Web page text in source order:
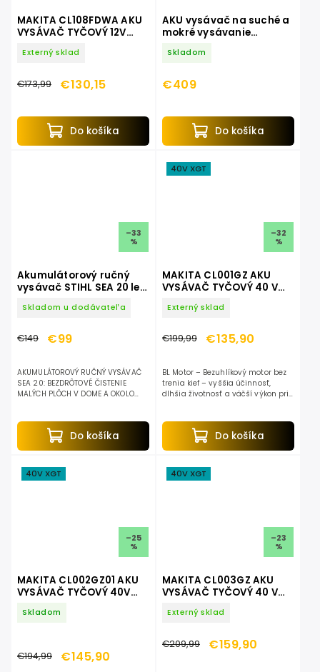
MAKITA CL108FDWA AKU
VYSÁVAČ TYČOVÝ 12V
Externý sklad
€173,99 €130,15
Do košíka
AKU vysávač na suché a
mokré vysávanie
Skladom
€409
Do košíka
–33
%
Akumulátorový ručný
vysávač STIHL SEA 20 len
Skladom u dodávateľa
€149 €99
Do košíka
AKUMULÁTOROVÝ RUČNÝ VYSÁVAČ
SEA 20: BEZDRÔTOVÉ ČISTENIE
MALÝCH PLÔCH V DOME A OKOLO
vysávačom STIHL SEA 20 vyčistíte
40V XGT
–32
%
MAKITA CL001GZ AKU
VYSÁVAČ TYČOVÝ 40 V
Externý sklad
€199,99 €135,90
Do košíka
BL Motor – Bezuhlíkový motor bez
trenia kief – vyššia účinnosť,
dlhšia životnosť a väčší výkon pri
svetlo...
40V XGT
–25
%
MAKITA CL002GZ01 AKU
VYSÁVAČ TYČOVÝ 40V
Skladom
€194,99 €145,90
40V XGT
–23
%
MAKITA CL003GZ AKU
VYSÁVAČ TYČOVÝ 40 V
Externý sklad
€209,99 €159,90